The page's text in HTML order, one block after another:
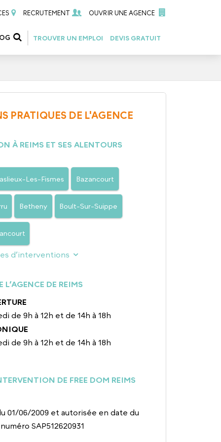
RECRUTEMENT OUVRIR UNE AGENCE
TROUVER UN EMPLOI DEVIS GRATUIT
PRATIQUES DE L'AGENCE
À REIMS ET SES ALENTOURS
Les-Fismes Bazancourt
Betheny Boult-Sur-Suippe
d’interventions
L’AGENCE DE REIMS
de 9h à 12h et de 14h à 18h
de 9h à 12h et de 14h à 18h
DE FREE DOM REIMS
01/06/2009 et autorisée en date du
SAP512620931